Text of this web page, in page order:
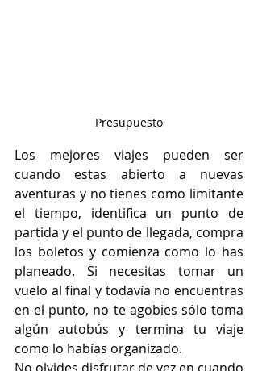
Presupuesto
Los mejores viajes pueden ser
cuando estas abierto a nuevas
aventuras y no tienes como limitante
el tiempo, identifica un punto de
partida y el punto de llegada, compra
los boletos y comienza como lo has
planeado. Si necesitas tomar un
vuelo al final y todavía no encuentras
en el punto, no te agobies sólo toma
algún autobús y termina tu viaje
como lo habías organizado.